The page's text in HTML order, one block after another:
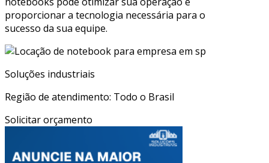
proporcionar a tecnologia necessária para o
sucesso da sua equipe.
Soluções industriais
Região de atendimento: Todo o Brasil
Solicitar orçamento